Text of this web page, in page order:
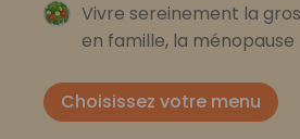
Vivre sereinement la
en famille, la ménopause
Choisissez votre menu